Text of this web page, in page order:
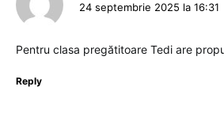
24 septembrie 2025 la 16:31
Pentru clasa pregătitoare Tedi are
Reply